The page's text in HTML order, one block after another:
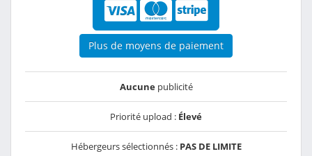
Plus de moyens de paiement
Aucunepublicité
Priorité upload : Élevé
Hébergeurs sélectionnés : PAS DE LIMITE